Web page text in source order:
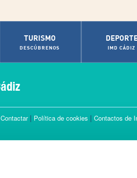
TURISMO
DESCÚBRENOS IMD CÁDIZ
Contactar| Política de cookies | Contactos de